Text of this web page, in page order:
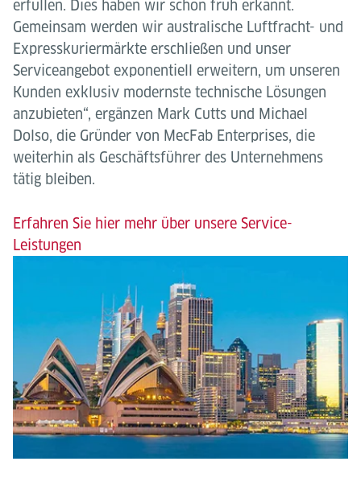
erfüllen. Dies haben wir schon früh erkannt.
Gemeinsam werden wir australische Luftfracht- und
Expresskuriermärkte erschließen und unser
Serviceangebot exponentiell erweitern, um unseren
Kunden exklusiv modernste technische Lösungen
anzubieten“, ergänzen Mark Cutts und Michael
Dolso, die Gründer von MecFab Enterprises, die
weiterhin als Geschäftsführer des Unternehmens
tätig bleiben.
Erfahren Sie hier mehr über unsere Service-
Leistungen